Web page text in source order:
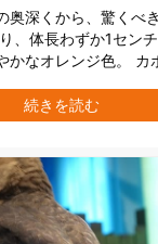
奥深くから、驚くべ
、体長わずか1セン
かなオレンジ色。 カ
。 研究の詳細は英エ
月10日付で科学雑
続きを読む